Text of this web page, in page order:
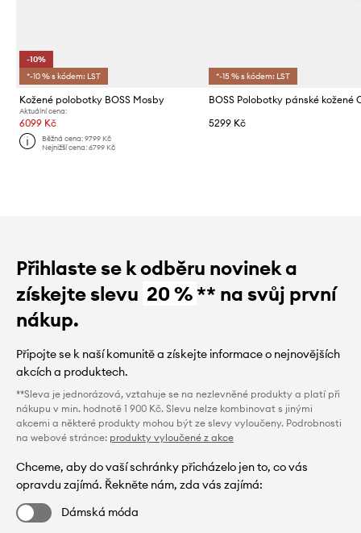
-10%
*-10 % s kódem: LST
Kožené polobotky BOSS Mosby
Aktuální cena:
6099 Kč
Běžná cena:9799 Kč
Nejnižší cena:6799 Kč
*-15 % s kódem: LST
BOSS Polobotky pánské kožené
5299 Kč
Přihlaste se k odběru novinek a
získejte slevu 20 %** na svůj první
nákup.
Připojte se k naší komunitě a získejte informace o nejnovějších
akcích a produktech.
**Sleva je jednorázová, vztahuje se na nezlevněné produkty a platí při
nákupu v min. hodnotě 1 900 Kč. Slevu nelze kombinovat s jinými
akcemi a některé produkty mohou být ze slevy vyloučeny. Podrobnosti
na webové stránce: produkty vyloučené z akce
Chceme, aby do vaší schránky přicházelo jen to, co vás
opravdu zajímá. Řekněte nám, zda vás zajímá:
Dámská móda